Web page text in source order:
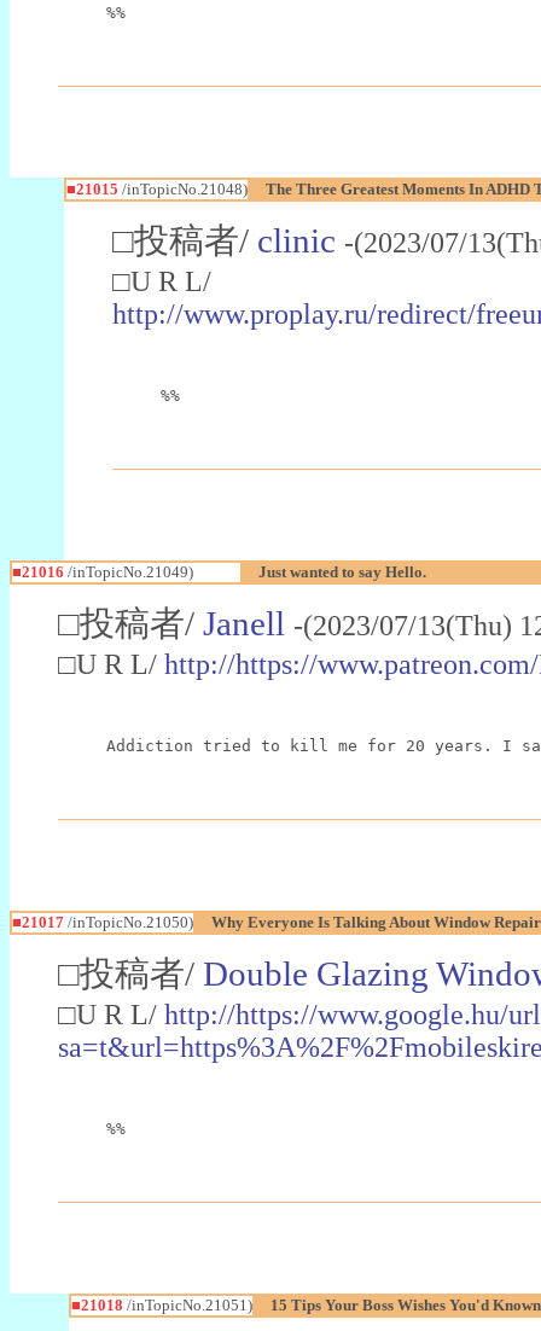
%%
■21015 /inTopicNo.21048) The Three Greatest Moments In ADHD
□投稿者/ clinic -(2023/07/
□U R L/
http://www.proplay.ru/redirect/
%%
■21016 /inTopicNo.21049) Just wanted to say Hello.
□投稿者/ Janell -(2023/07/13(Thu)
□U R L/ http://https://
Addiction tried to kill me for 20 years. I
■21017 /inTopicNo.21050) Why Everyone Is Talking About Window
□投稿者/ Double Glazing
□U R L/ http://https://www.google.hu/
%%
■21018 /inTopicNo.21051) 15 Tips Your Boss Wishes You'd